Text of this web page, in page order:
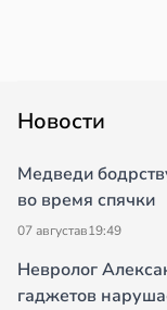
Новости
Медведи
во время спячки
07 августав19:49
Невролог
гаджетов